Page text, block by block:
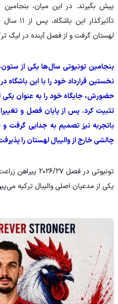
پیش بگیرند. در این میان، بنجامین
لهستان گرفت و از فصل آینده در لیگ
بنجامین تونیوتی سال‌ها یکی از
حضورش، جایگاه خود را به عنوان یکی
تثبیت کرد. پس از پایان فصل و
چالشی خارج از والیبال لهستان را
تونیوتی در فصل
یکی از مدعیان اصلی والیبال ترکیه